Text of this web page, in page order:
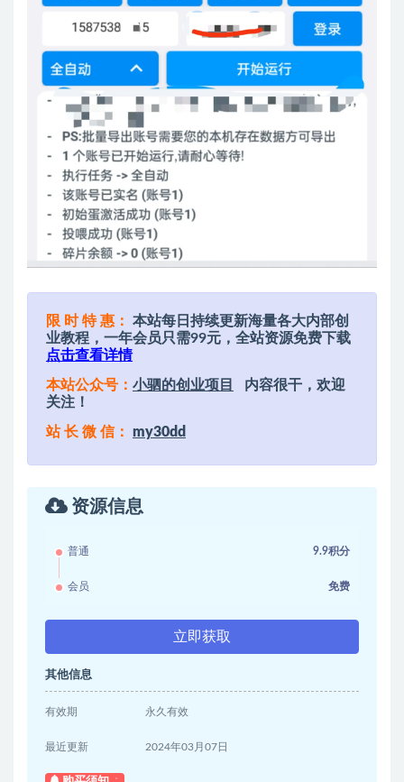
限 时 特 惠：
本站每日持续更新海量各大内部创
业教程，一年会员只需99元，全站资源免费下载
点击查看详情
本站公众号： 小驷的创业项目
内容很干，欢迎
关注！
站 长 微 信： my30dd
资源信息
普通 9.9积分
会员 免费
立即获取
其他信息
有效期 永久有效
最近更新 2024年03月07日